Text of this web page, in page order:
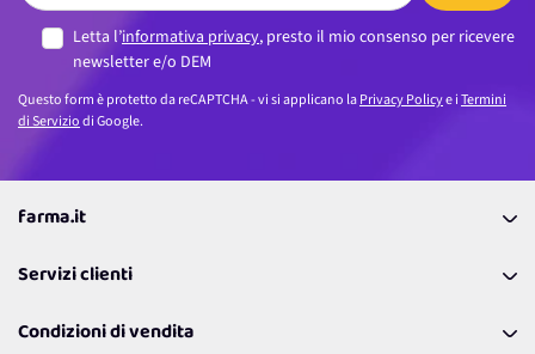
Letta l’informativa privacy, presto il mio consenso per ricevere
newsletter e/o DEM
Questo form è protetto da reCAPTCHA - vi si applicano laPrivacy Policye iTermini
di Serviziodi Google.
farma.it
Coupon
Lavora con noi
Servizi clienti
Richiamami
Condizioni di vendita